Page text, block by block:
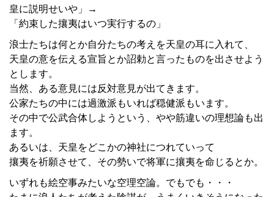
皇に説明せいや」→
「約束した攘夷はいつ実行するの」
浪士たちは何とか自分たちの考えを天皇の耳に入れて、
天皇の意を伝える宣旨とか詔勅と言ったものを出させよう
とします。
当然、ある意見には反対意見が出てきます。
公家たちの中には過激派もいれば穏健派もいます。
その中で公武合体しようという、やや筋違いの理想論も出
ます。
あるいは、天皇をどこかの神社につれていって
攘夷を祈願させて、その勢いで将軍に攘夷を命じるとか。
いずれも絵空事みたいな空理空論。でもでも・・・